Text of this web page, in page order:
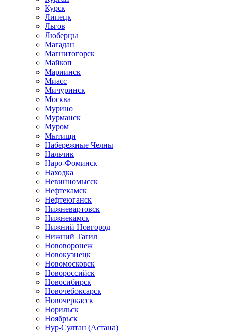
Курск
Липецк
Льгов
Люберцы
Магадан
Магнитогорск
Майкоп
Мариинск
Миасс
Мичуринск
Москва
Мурино
Мурманск
Муром
Мытищи
Набережные Челны
Нальчик
Наро-Фоминск
Находка
Невинномысск
Нефтекамск
Нефтеюганск
Нижневартовск
Нижнекамск
Нижний Новгород
Нижний Тагил
Нововоронеж
Новокузнецк
Новомосковск
Новороссийск
Новосибирск
Новочебоксарск
Новочеркасск
Норильск
Ноябрьск
Нур-Султан (Астана)